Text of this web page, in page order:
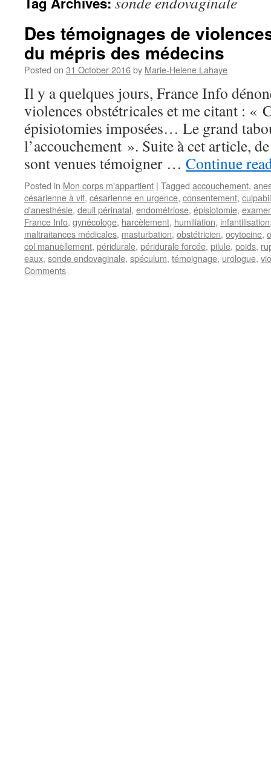
Des témoignages de
du mépris des médecins
Posted on 31 October 2016by Marie-Helene Lahaye
Il y a quelques jours, France Info
violences obstétricales et me citant : «
épisiotomies imposées… Le grand
l’accouchement ». Suite à cet article,
sont venues témoigner … Continue
Posted in Mon corps m'appartient | Tagged accouchement,
césarienne à vif, césarienne en urgence, consentement,
d'anesthésie, deuil périnatal, endométriose, épisiotomie,
France Info, gynécologe, harcèlement, humiliation, infantilisation
maltraitances médicales, masturbation, obstétricien, ocytocine,
col manuellement, péridurale, péridurale forcée, pilule, poids,
eaux, sonde endovaginale, spéculum, témoignage, urologue,
Comments